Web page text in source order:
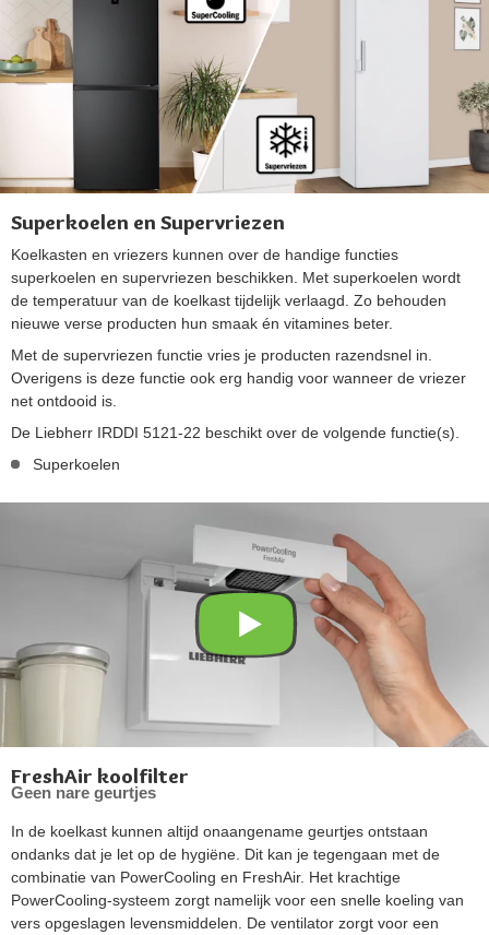
Superkoelen en Supervriezen
Koelkasten en vriezers kunnen over de handige functies
superkoelen en supervriezen beschikken. Met superkoelen wordt
de temperatuur van de koelkast tijdelijk verlaagd. Zo behouden
nieuwe verse producten hun smaak én vitamines beter.
Met de supervriezen functie vries je producten razendsnel in.
Overigens is deze functie ook erg handig voor wanneer de vriezer
net ontdooid is.
De Liebherr IRDDI 5121-22 beschikt over de volgende functie(s).
Superkoelen
FreshAir koolfilter
Geen nare geurtjes
In de koelkast kunnen altijd onaangename geurtjes ontstaan
ondanks dat je let op de hygiëne. Dit kan je tegengaan met de
combinatie van PowerCooling en FreshAir. Het krachtige
PowerCooling-systeem zorgt namelijk voor een snelle koeling van
vers opgeslagen levensmiddelen. De ventilator zorgt voor een